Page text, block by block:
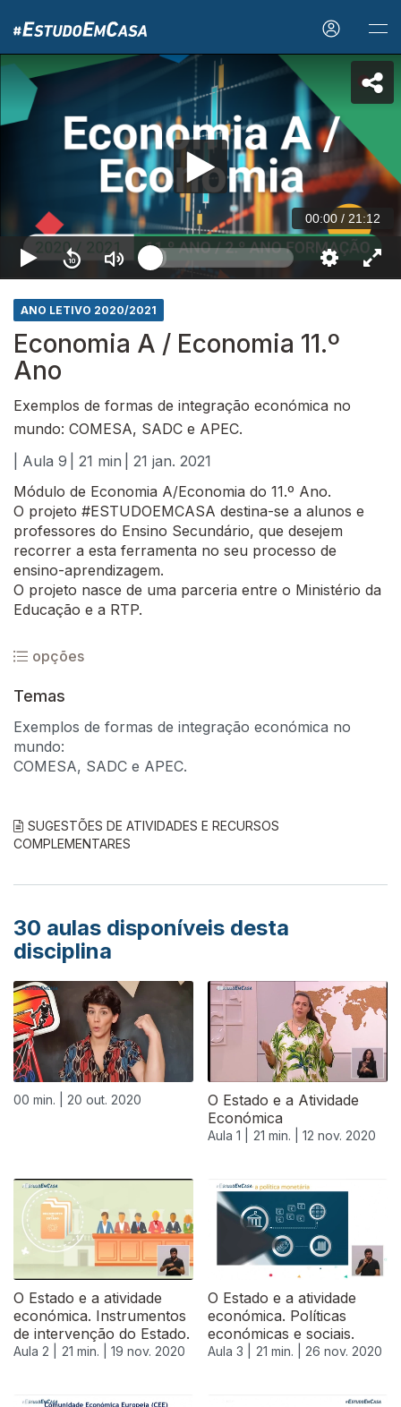
00:00 / 21:12
ANO LETIVO 2020/2021
Economia A / Economia 11.º
Ano
Exemplos de formas de integração económica no
mundo: COMESA, SADC e APEC.
| Aula 9
| 21 min
| 21 jan. 2021
Módulo de Economia A/Economia do 11.º Ano.
O projeto #ESTUDOEMCASA destina-se a alunos e
professores do Ensino Secundário, que desejem
recorrer a esta ferramenta no seu processo de
ensino-aprendizagem.
O projeto nasce de uma parceria entre o Ministério da
Educação e a RTP.
opções
Temas
Exemplos de formas de integração económica no
mundo:
COMESA, SADC e APEC.
SUGESTÕES DE ATIVIDADES E RECURSOS
COMPLEMENTARES
30 aulas disponíveis desta
disciplina
00 min. | 20 out. 2020
O Estado e a Atividade
Económica
Aula 1 | 21 min. | 12 nov. 2020
O Estado e a atividade
económica. Instrumentos
de intervenção do Estado.
Aula 2 | 21 min. | 19 nov. 2020
O Estado e a atividade
económica. Políticas
económicas e sociais.
Aula 3 | 21 min. | 26 nov. 2020